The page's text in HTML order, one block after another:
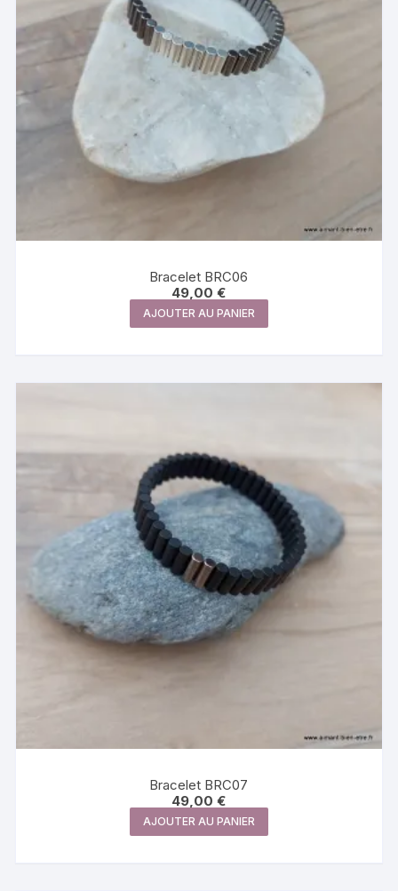
Bracelet BRC06
49,00€
AJOUTER AU PANIER
Bracelet BRC07
49,00€
AJOUTER AU PANIER